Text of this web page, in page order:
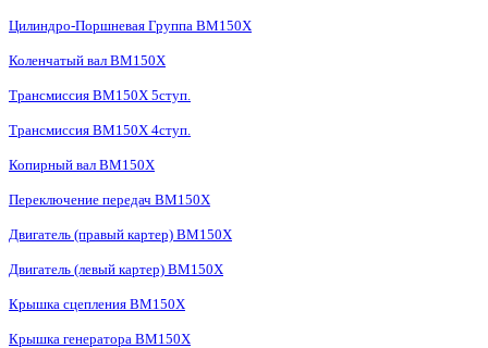
Цилиндро-Поршневая Группа BM150X
Коленчатый вал BM150X
Трансмиссия BM150X 5ступ.
Трансмиссия BM150X 4ступ.
Копирный вал BM150X
Переключение передач BM150X
Двигатель (правый картер) BM150X
Двигатель (левый картер) BM150X
Крышка сцепления BM150X
Крышка генератора BM150X